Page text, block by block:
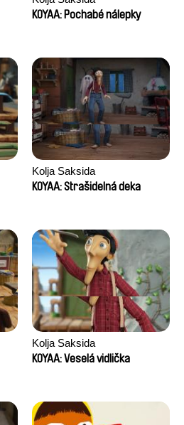
KOYAA: Pochabé nálepky
Kolja Saksida
KOYAA: Strašidelná deka
Kolja Saksida
KOYAA: Veselá vidlička